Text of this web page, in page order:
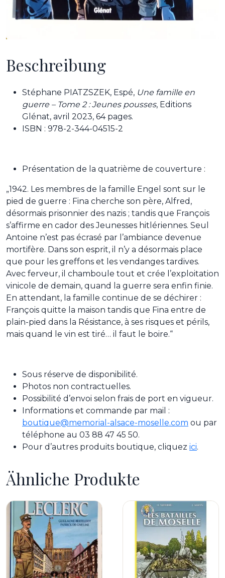
Beschreibung
Stéphane PIATZSZEK, Espé, Une famille en
guerre – Tome 2 : Jeunes pousses, Editions
Glénat, avril 2023, 64 pages.
ISBN : 978-2-344-04515-2
Présentation de la quatrième de couverture :
„1942. Les membres de la famille Engel sont sur le
pied de guerre : Fina cherche son père, Alfred,
désormais prisonnier des nazis ; tandis que François
s’affirme en cador des Jeunesses hitlériennes. Seul
Antoine n’est pas écrasé par l’ambiance devenue
mortifère. Dans son esprit, il n’y a désormais place
que pour les greffons et les vendanges tardives.
Avec ferveur, il chamboule tout et crée l’exploitation
vinicole de demain, quand la guerre sera enfin finie.
En attendant, la famille continue de se déchirer :
François quitte la maison tandis que Fina entre de
plain-pied dans la Résistance, à ses risques et périls,
mais quand le vin est tiré… il faut le boire.“
Sous réserve de disponibilité.
Photos non contractuelles.
Possibilité d’envoi selon frais de port en vigueur.
Informations et commande par mail :
boutique@memorial-alsace-moselle.com ou par
téléphone au 03 88 47 45 50.
Pour d’autres produits boutique, cliquez ici.
Ähnliche Produkte